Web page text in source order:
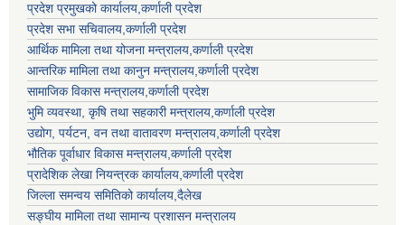
प्रदेश प्रमुखको कार्यालय,कर्णाली प्रदेश
प्रदेश सभा सचिवालय,कर्णाली प्रदेश
आर्थिक मामिला तथा योजना मन्त्रालय,कर्णाली प्रदेश
आन्तरिक मामिला तथा कानुन मन्त्रालय,कर्णाली प्रदेश
सामाजिक विकास मन्त्रालय,कर्णाली प्रदेश
भुमि व्यवस्था, कृषि तथा सहकारी मन्त्रालय,कर्णाली प्रदेश
उद्योग, पर्यटन, वन तथा वातावरण मन्त्रालय,कर्णाली प्रदेश
भौतिक पूर्वाधार विकास मन्त्रालय,कर्णाली प्रदेश
प्रादेशिक लेखा नियन्त्रक कार्यालय,कर्णाली प्रदेश
जिल्ला समन्वय समितिको कार्यालय,दैलेख
सङ्घीय मामिला तथा सामान्य प्रशासन मन्त्रालय